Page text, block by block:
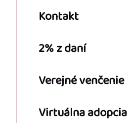
Kontakt
2% z daní
Verejné venčenie
Virtuálna adopcia